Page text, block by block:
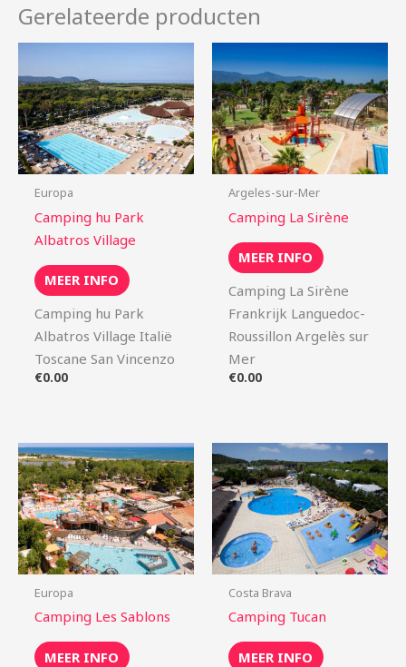
Gerelateerde producten
Europa
Camping hu Park
Albatros Village
MEER INFO
Camping hu Park
Albatros Village Italië
Toscane San Vincenzo
€0.00
Argeles-sur-Mer
Camping La Sirène
MEER INFO
Camping La Sirène
Frankrijk Languedoc-
Roussillon Argelès sur
Mer
€0.00
Europa
Camping Les Sablons
MEER INFO
Costa Brava
Camping Tucan
MEER INFO